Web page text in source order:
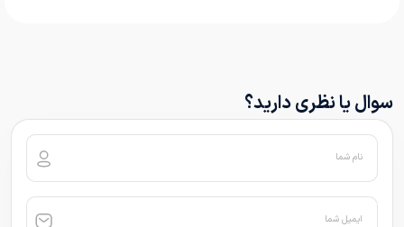
سوال یا نظری دارید؟
نام شما
ایمیل شما